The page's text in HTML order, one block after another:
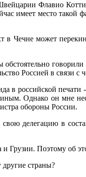
Флавио
имеет ме­сто такой
в Чечне может
Россией в связи с
в российской
Однако он мне
обороны России.
делегацию в
Грузии. Поэтому об
другие страны?